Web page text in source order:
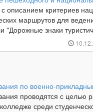
с описанием критериев
маршрутов для
"Дорожные знаки
по военно-
проводятся с целью
среди